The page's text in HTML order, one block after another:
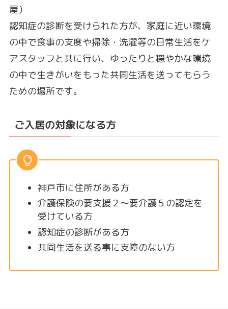
屋）
認知症の診断を受けられた方が、家庭に近い環境
の中で食事の支度や掃除・洗濯等の日常生活をケ
アスタッフと共に行い、ゆったりと穏やかな環境
の中で生きがいをもった共同生活を送ってもらう
ための場所です。
ご入居の対象になる方
神戸市に住所がある方
介護保険の要支援２～要介護５の認定を
受けている方
認知症の診断がある方
共同生活を送る事に支障のない方